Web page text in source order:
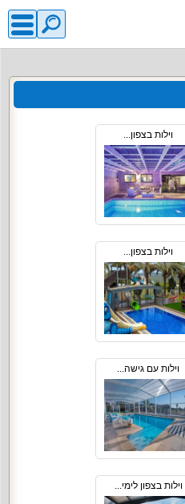
וילות בצפון...
וילות בצפון...
וילות עם גישה...
וילות בצפון לימי...